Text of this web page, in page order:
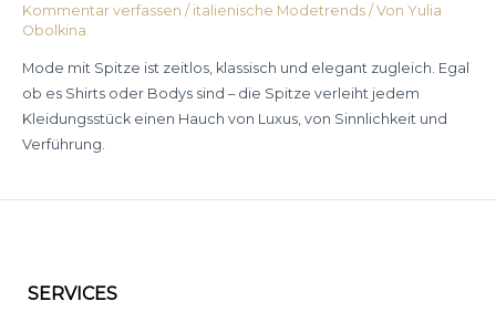
Kommentar verfassen / italienische Modetrends/ Von Yulia
Obolkina
Mode mit Spitze ist zeitlos, klassisch und elegant zugleich. Egal
ob es Shirts oder Bodys sind – die Spitze verleiht jedem
Kleidungsstück einen Hauch von Luxus, von Sinnlichkeit und
Verführung.
SERVICES